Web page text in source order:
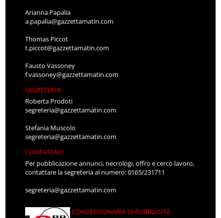
Arianna Papalia
a.papalia@gazzettamatin.com
Thomas Piccot
t.piccot@gazzettamatin.com
Fausto Vassoney
f.vassoney@gazzettamatin.com
SEGRETERIA
Roberta Prodoti
segreteria@gazzettamatin.com
Stefania Muscolo
segreteria@gazzettamatin.com
CONTATTACI
Per pubblicazione annunci, necrologi, offro e cerco lavoro,
contattare la segreteria al numero: 0165/231711
segreteria@gazzettamatin.com
CONCESSIONARIA DI PUBBLICITÀ